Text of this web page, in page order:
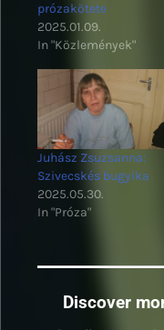
prózakötete
2025.01.09.
In "Közlemények"
Juhász Zsuzsanna:
Szivecskés bugyika
2025.05.30.
In "Próza"
Discover